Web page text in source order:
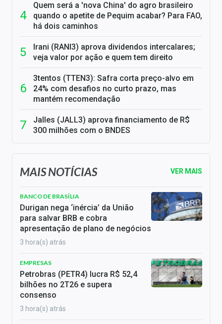
Quem será a 'nova China' do agro brasileiro
quando o apetite de Pequim acabar? Para FAO,
há dois caminhos
Irani (RANI3) aprova dividendos intercalares;
veja valor por ação e quem tem direito
3tentos (TTEN3): Safra corta preço-alvo em
24% com desafios no curto prazo, mas
mantém recomendação
Jalles (JALL3) aprova financiamento de R$
300 milhões com o BNDES
MAIS NOTÍCIAS VER MAIS
BANCO DE BRASÍLIA
Durigan nega ‘inércia’ da União
para salvar BRB e cobra
apresentação de plano de negócios
3 hora(s) atrás
EMPRESAS
Petrobras (PETR4) lucra R$ 52,4
bilhões no 2T26 e supera
consenso
3 hora(s) atrás